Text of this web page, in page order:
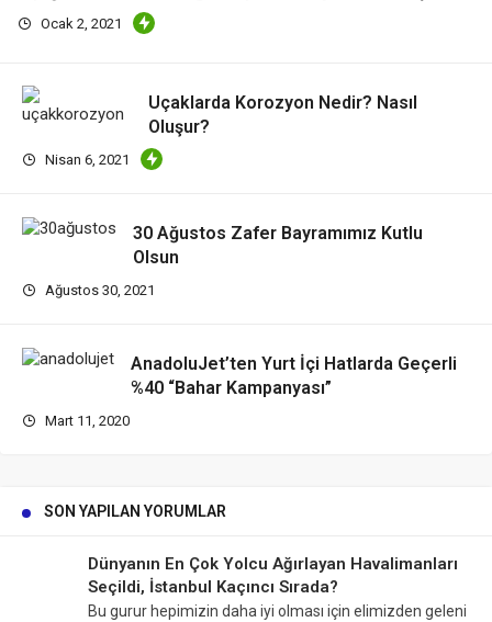
Ocak 2, 2021
Uçaklarda Korozyon Nedir? Nasıl
Oluşur?
Nisan 6, 2021
30 Ağustos Zafer Bayramımız Kutlu
Olsun
Ağustos 30, 2021
AnadoluJet’ten Yurt İçi Hatlarda Geçerli
%40 “Bahar Kampanyası”
Mart 11, 2020
SON YAPILAN YORUMLAR
Dünyanın En Çok Yolcu Ağırlayan Havalimanları
Seçildi, İstanbul Kaçıncı Sırada?
Bu gurur hepimizin daha iyi olması için elimizden geleni